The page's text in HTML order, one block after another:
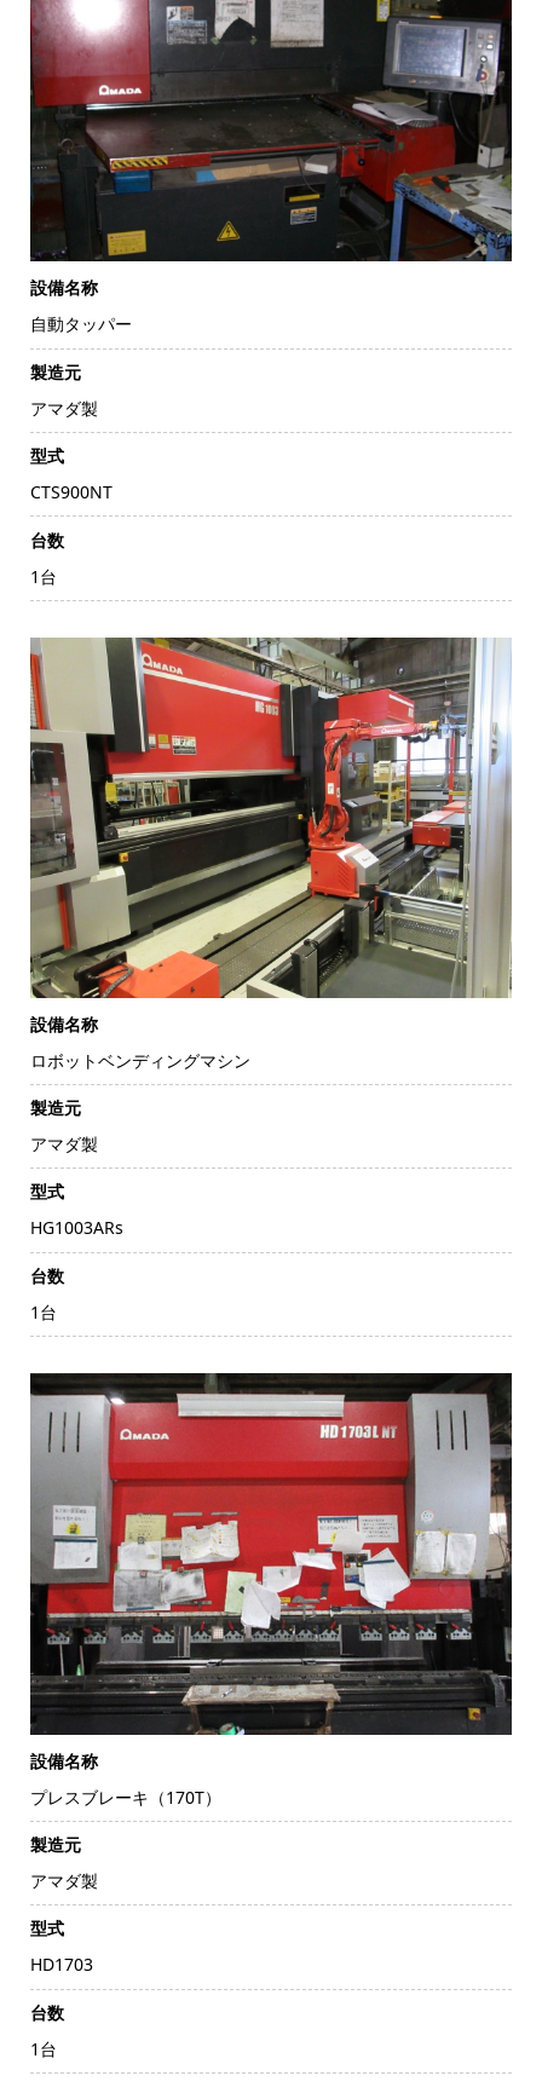
設備名称
自動タッパー
製造元
アマダ製
型式
CTS900NT
台数
1台
設備名称
ロボットベンディングマシン
製造元
アマダ製
型式
HG1003ARs
台数
1台
設備名称
プレスブレーキ（170T）
製造元
アマダ製
型式
HD1703
台数
1台